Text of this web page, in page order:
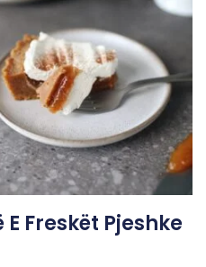
E Freskët Pjeshke